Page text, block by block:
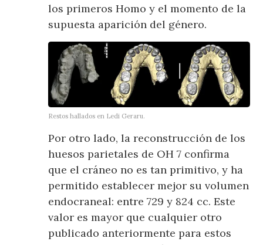
los primeros Homo y el momento de la
supuesta aparición del género.
Restos hallados en Ledi Geraru.
Por otro lado, la reconstrucción de los
huesos parietales de OH 7 confirma
que el cráneo no es tan primitivo, y ha
permitido establecer mejor su volumen
endocraneal: entre 729 y 824 cc. Este
valor es mayor que cualquier otro
publicado anteriormente para estos